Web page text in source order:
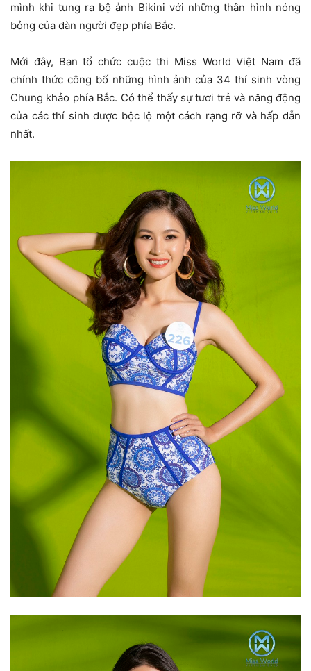
mình khi tung ra bộ ảnh Bikini với những thân hình nóng
bỏng của dàn người đẹp phía Bắc.
Mới đây, Ban tổ chức cuộc thi Miss World Việt Nam đã
chính thức công bố những hình ảnh của 34 thí sinh vòng
Chung khảo phía Bắc. Có thể thấy sự tươi trẻ và năng động
của các thí sinh được bộc lộ một cách rạng rỡ và hấp dẫn
nhất.